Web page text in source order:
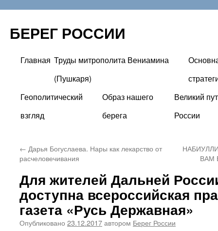
БЕРЕГ РОССИИ
Перейти
содержимому
Главная Труды митрополита Вениамина
(Пушкаря)
Геополитический
взгляд
Образ нашего
берега
Великий
России
← Дарья Богуслаева. Нары как лекарство от
расчеловечивания
ВАМ
Для жителей Дальней
доступна всероссийская
газета «Русь Державная»
Опубликовано 23.12.2017автором Берег России